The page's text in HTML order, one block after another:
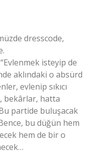
dresscode,
isteyip de
aklındaki o absürd
evlenip sıkıcı
bekârlar, hatta
partide buluşacak
bu düğün hem
hem de bir o